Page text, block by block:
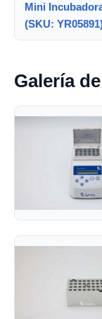
Mini
(SKU:
Galería